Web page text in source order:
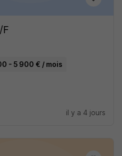
F
- 5 900 € / mois
il y a 4 jours